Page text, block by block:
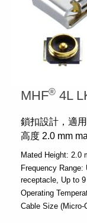
MHF® 4L
鎖扣設計，適
高度 2.0 mm
Mated Height: 2.0
Frequency Range:
receptacle, Up to
Operating
Cable Size (Micro-